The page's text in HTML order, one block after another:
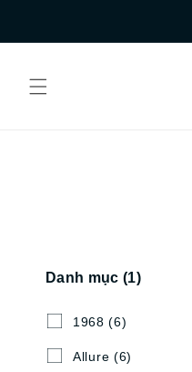
Danh mục (1)
1968 (6)
Allure (6)